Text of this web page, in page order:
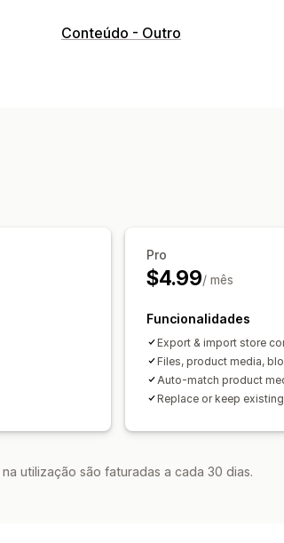
Sincronização de dados
Conteúdo - Outro
Pro
$4.99/ mês
Funcionalidades
Export & import store
Files, product media,
Auto-match product
Replace or keep
utilização são faturadas a cada 30 dias.